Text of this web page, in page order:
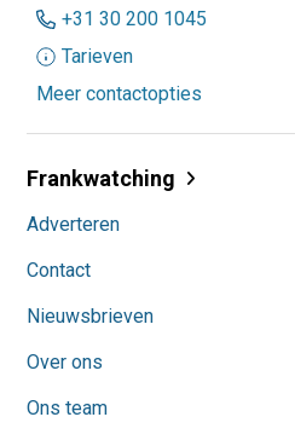
+31 30 200 1045
Tarieven
Meer contactopties
Frankwatching
Adverteren
Contact
Nieuwsbrieven
Over ons
Ons team